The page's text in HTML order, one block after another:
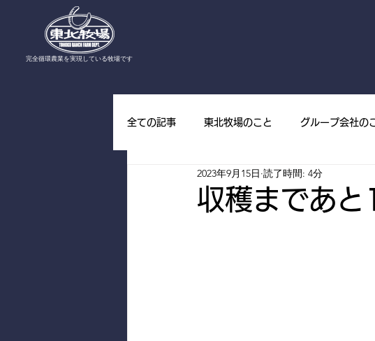
​完全循環農業を実現している牧場です
全ての記事 東北牧場のこと グループ会社の
東北牧場の野草 東北牧場の山菜
収穫まであと
2023年9月15日 読了時間: 4分